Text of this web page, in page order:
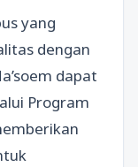
yang
dengan
dapat
Program